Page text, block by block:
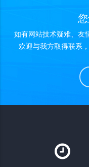
如有网站技术疑难、友
欢迎与我方取得联系